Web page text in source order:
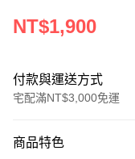
NT$1,900
付款與運送方式
宅配滿NT$3,000免運
信用卡一次付款
商品特色